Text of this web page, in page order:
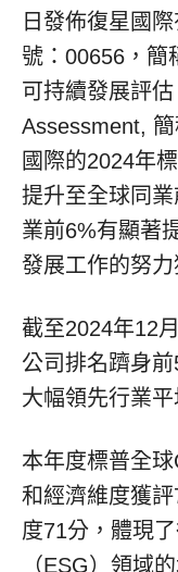
日發佈復星國
號：00656，簡
可持續發展評
Assessment,
國際的2024年
提升至全球同
業前6%有顯著
發展工作的努
截至2024年12
公司排名躋身
大幅領先行業平
本年度標普全
和經濟維度獲
度71分，體現
（ESG）領域